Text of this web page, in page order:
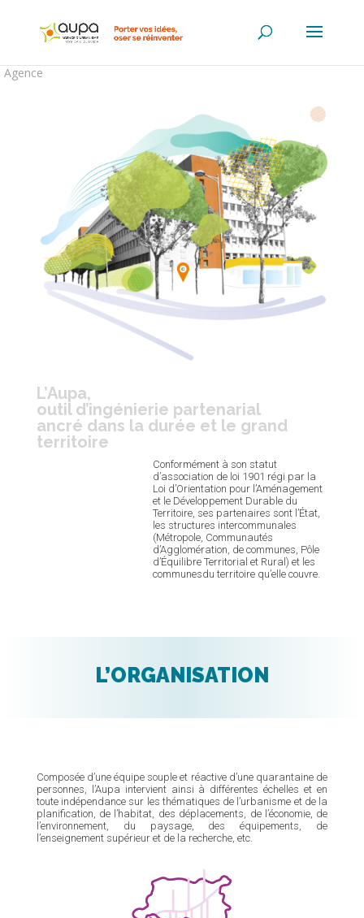
Agence
L’Aupa,
outil d’ingénierie partenarial
ancré dans la durée et le grand
territoire
Conformément à son statut
d’association de loi 1901 régi par la
Loi d’Orientation pour l’Aménagement
et le Développement Durable du
Territoire, ses partenaires sont l’État,
les structures intercommunales
(Métropole, Communautés
d’Agglomération, de communes, Pôle
d’Équilibre Territorial et Rural) et les
communesdu territoire qu’elle couvre.
L’ORGANISATION
Composée d’une équipe souple et réactive d’une quarantaine de
personnes, l’Aupa intervient ainsi à différentes échelles et en
toute indépendance sur les thématiques de l’urbanisme et de la
planification, de l’habitat, des déplacements, de l’économie, de
l’environnement, du paysage, des équipements, de
l’enseignement supérieur et de la recherche, etc.